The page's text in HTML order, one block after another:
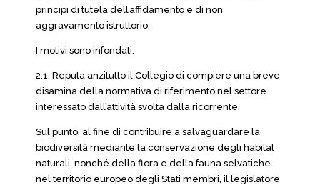
principi di tutela dell’affidamento e di non
aggravamento istruttorio.
I motivi sono infondati.
2.1. Reputa anzitutto il Collegio di compiere una breve
disamina della normativa di riferimento nel settore
interessato dall’attività svolta dalla ricorrente.
Sul punto, al fine di contribuire a salvaguardare la
biodiversità mediante la conservazione degli habitat
naturali, nonché della flora e della fauna selvatiche
nel territorio europeo degli Stati membri, il legislatore